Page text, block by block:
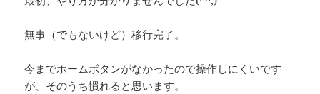
無事（でもないけど）移行完了。
今までホームボタンがなかったので操作しにくいです
が、そのうち慣れると思います。